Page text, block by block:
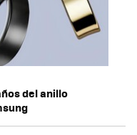
del anillo